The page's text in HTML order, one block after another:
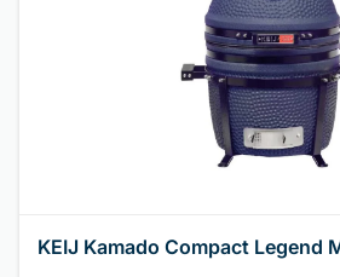
KEIJ Kamado Compact Legend